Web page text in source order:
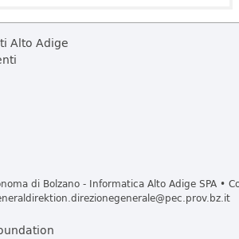
Alto Adige
di Bolzano - Informatica Alto Adige SPA •